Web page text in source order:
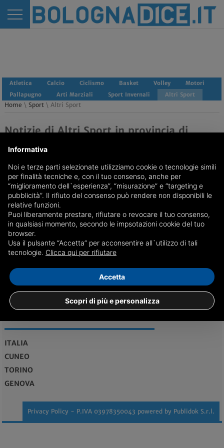
Atletica Calcio Ciclismo Basket Volley
Motori
Pallapugno
Arti Marziali Sport Invernali Altri Sport
Home \ Sport\ Altri Sport
Notizie di Altri Sport in provincia di
Bologna
REDAZIONE
redazione@bolognadice.it
Maggiori informazioni...
Vendita case Bologna
ITALIA
CUNEO
TORINO
GENOVA
Privacy Policy - P.IVA 03978350043 powered by Publidok S.r.l.
Informativa
Noi e terze parti selezionate utilizziamo cookie o tecnologie simili
per finalità tecniche e, con il tuo consenso, anche per
“miglioramento dell`esperienza”, “misurazione” e “targeting e
pubblicità”. Il rifiuto del consenso può rendere non disponibili le
relative funzioni.
Puoi liberamente prestare, rifiutare o revocare il tuo consenso,
in qualsiasi momento, secondo le impsotazioni cookie del tuo
browser.
Usa il pulsante “Accetta” per acconsentire all`utilizzo di tali
tecnologie. Clicca qui per rifiutare
Scopri di più e personalizza
Accetta